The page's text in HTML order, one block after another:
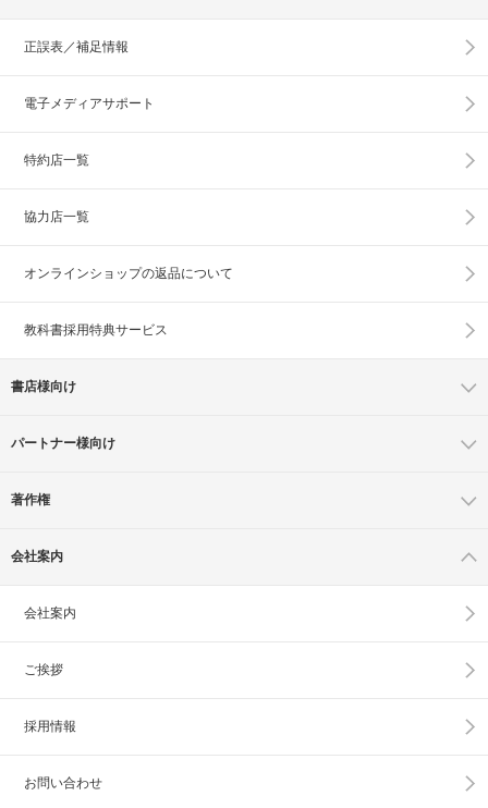
正誤表／補足情報
電子メディアサポート
特約店一覧
協力店一覧
オンラインショップの返品について
教科書採用特典サービス
書店様向け
パートナー様向け
著作権
会社案内
会社案内
ご挨拶
採用情報
お問い合わせ